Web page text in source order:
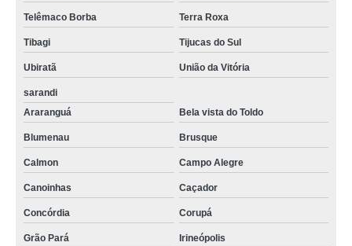
Telêmaco Borba Terra Roxa
Tibagi Tijucas do Sul
Ubiratã União da Vitória
sarandi
Araranguá
Bela vista do Toldo
Blumenau Brusque
Calmon Campo Alegre
Canoinhas Caçador
Concórdia Corupá
Grão Pará Irineópolis